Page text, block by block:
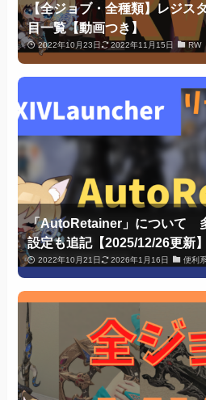
【全ジョブ・全種類】レジス
目一覧【動画つき】
2022年10月23日 2022年11月15日 RW
「AutoRetainer」について
設定も追記【2025/12/26更新】
2022年10月21日 2026年1月16日 便利系